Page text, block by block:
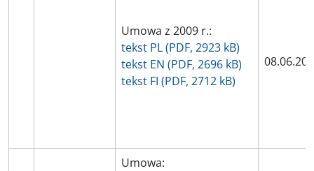
Umowa z 2009 r.:
tekst PL (PDF, 2923 kB)
tekst EN (PDF, 2696 kB)
tekst FI (PDF, 2712 kB)
Umowa: